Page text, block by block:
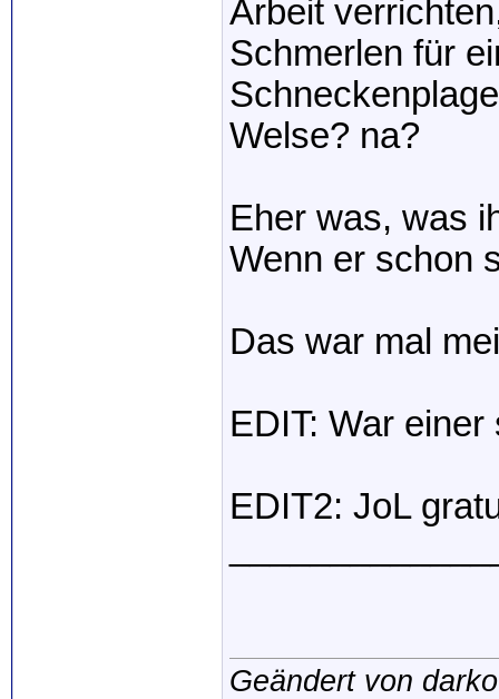
Arbeit
Schmerlen für
Welse? na?
Eher was, was
Wenn er schon
Das war mal
EDIT: War
EDIT2: JoL
Geändert von